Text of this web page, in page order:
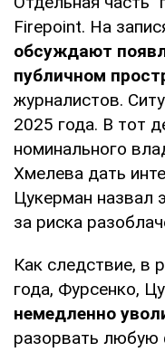
Firepoint. На
обсуждают
публичном
журналистов.
2025 года. В тот
номинального
Хмелева дать
Цукерман назвал
за риска
Как следствие, в
года, Фурсенко,
немедленно
разорвать любую